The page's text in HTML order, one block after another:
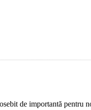
de importantă